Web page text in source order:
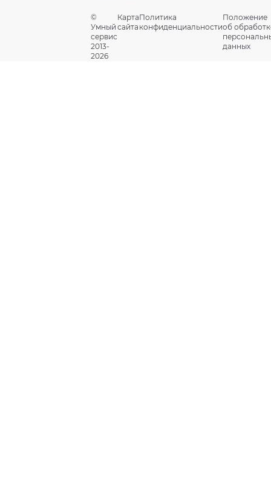
©
Умный
сервис
2013-
2026
Карта
сайта
Политика
конфиденциальности
Положение
об
данных